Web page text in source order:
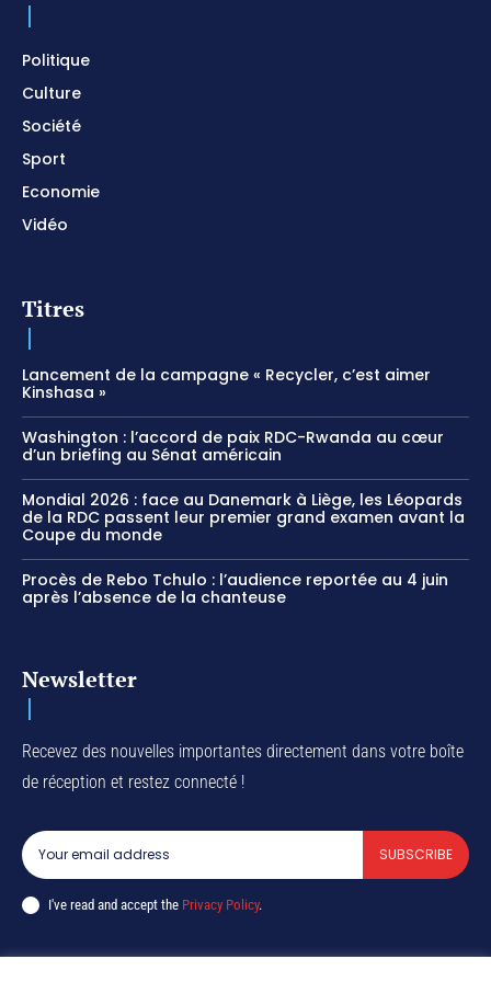
Politique
Culture
Société
Sport
Economie
Vidéo
Titres
Lancement de la campagne « Recycler, c’est aimer
Kinshasa »
Washington : l’accord de paix RDC-Rwanda au cœur
d’un briefing au Sénat américain
Mondial 2026 : face au Danemark à Liège, les Léopards
de la RDC passent leur premier grand examen avant la
Coupe du monde
Procès de Rebo Tchulo : l’audience reportée au 4 juin
après l’absence de la chanteuse
Newsletter
Recevez des nouvelles importantes directement dans votre boîte
de réception et restez connecté !
SUBSCRIBE
I've read and accept the Privacy Policy.